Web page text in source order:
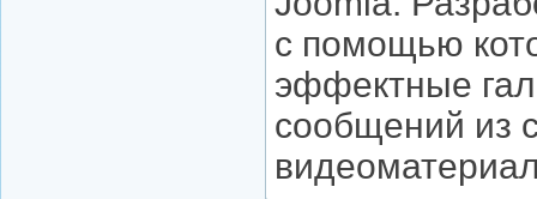
с помощью
эффектные
сообщений из